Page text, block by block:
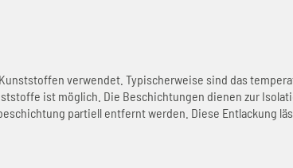
verwendet. Typischerweise sind das
ist möglich. Die Beschichtungen dienen zur
partiell entfernt werden. Diese Entlackung